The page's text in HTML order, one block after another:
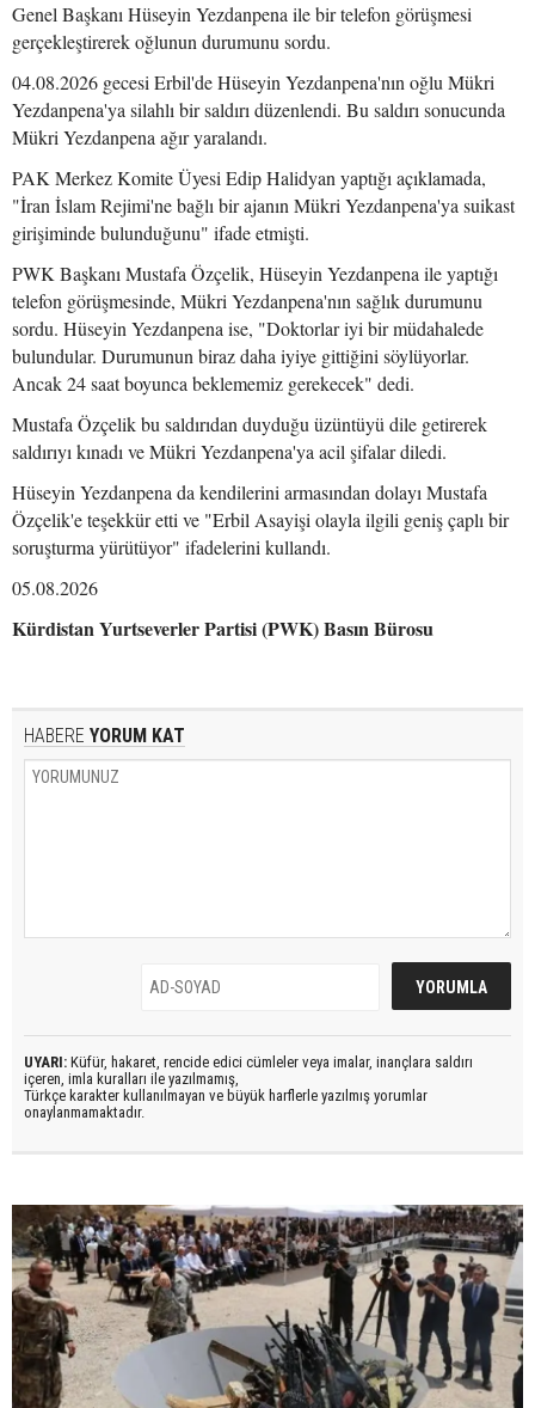
Genel Başkanı Hüseyin Yezdanpena ile bir telefon görüşmesi
gerçekleştirerek oğlunun durumunu sordu.
04.08.2026 gecesi Erbil'de Hüseyin Yezdanpena'nın oğlu Mükri
Yezdanpena'ya silahlı bir saldırı düzenlendi. Bu saldırı sonucunda
Mükri Yezdanpena ağır yaralandı.
PAK Merkez Komite Üyesi Edip Halidyan yaptığı açıklamada,
"İran İslam Rejimi'ne bağlı bir ajanın Mükri Yezdanpena'ya suikast
girişiminde bulunduğunu" ifade etmişti.
PWK Başkanı Mustafa Özçelik, Hüseyin Yezdanpena ile yaptığı
telefon görüşmesinde, Mükri Yezdanpena'nın sağlık durumunu
sordu. Hüseyin Yezdanpena ise, "Doktorlar iyi bir müdahalede
bulundular. Durumunun biraz daha iyiye gittiğini söylüyorlar.
Ancak 24 saat boyunca beklememiz gerekecek" dedi.
Mustafa Özçelik bu saldırıdan duyduğu üzüntüyü dile getirerek
saldırıyı kınadı ve Mükri Yezdanpena'ya acil şifalar diledi.
Hüseyin Yezdanpena da kendilerini armasından dolayı Mustafa
Özçelik'e teşekkür etti ve "Erbil Asayişi olayla ilgili geniş çaplı bir
soruşturma yürütüyor" ifadelerini kullandı.
05.08.2026
Kürdistan Yurtseverler Partisi (PWK) Basın Bürosu
HABERE YORUM KAT
UYARI: Küfür, hakaret, rencide edici cümleler veya imalar, inançlara saldırı
içeren, imla kuralları ile yazılmamış,
Türkçe karakter kullanılmayan ve büyük harflerle yazılmış yorumlar
onaylanmamaktadır.